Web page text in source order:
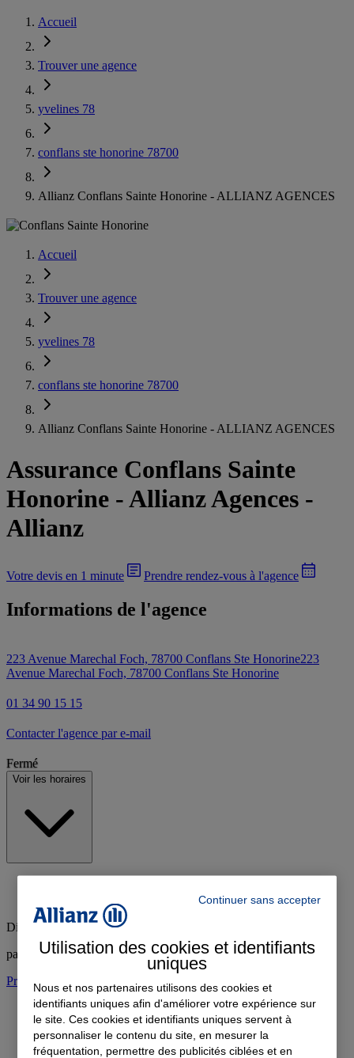
Accueil
Trouver une agence
yvelines 78
conflans ste honorine 78700
Allianz Conflans Sainte Honorine - ALLIANZ AGENCES
Accueil
Trouver une agence
yvelines 78
conflans ste honorine 78700
Allianz Conflans Sainte Honorine - ALLIANZ AGENCES
Assurance Conflans Sainte
Honorine -Allianz Agences -
Allianz
Votre devis en 1 minute Prendre rendez-vous à l'agence
Informations de l'agence
223 Avenue Marechal Foch, 78700 Conflans Ste Honorine223
Avenue Marechal Foch, 78700 Conflans Ste Honorine
01 34 90 15 15
Contacter l'agence par e-mail
Fermé
Voir les horaires
Dimanche: Fermé
par téléphone le samedi
Prendre rendez-vous à l'agence
Continuer sans accepter
Utilisation des cookies et identifiants
uniques
Nous et nos partenaires utilisons des cookies et
identifiants uniques afin d'améliorer votre expérience sur
le site. Ces cookies et identifiants uniques servent à
personnaliser le contenu du site, en mesurer la
fréquentation, permettre des publicités ciblées et en